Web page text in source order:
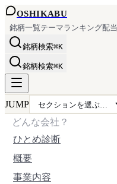
OSHIKABU
銘柄一覧テーマランキング配当
銘柄検索⌘K
銘柄検索⌘K
JUMP
どんな会社？
ひとめ診断
概要
事業内容